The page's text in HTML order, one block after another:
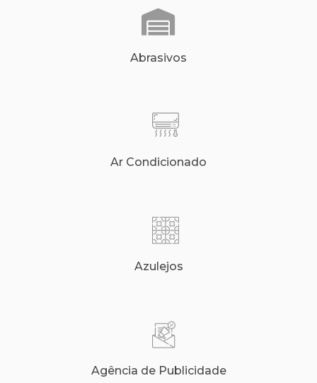
Abrasivos
Ar Condicionado
Azulejos
Agência de Publicidade